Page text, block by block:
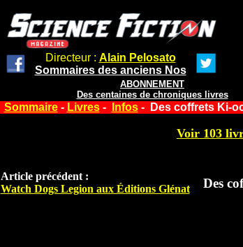
Directeur : Alain Pelosato
Sommaires des anciens Nos
ABONNEMENT
Des centaines de chroniques livres
Sommaire- Livres- Infos- Des coffrets Ki-
Voir 103
Article précédent :
Watch Dogs Legion aux Éditions Glénat
Des